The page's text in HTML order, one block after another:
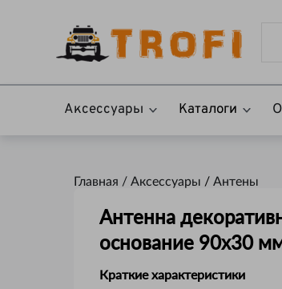
Аксессуары Каталоги
Главная / Аксессуары / Антены
Антенна
основание 90x30
Краткие характеристики